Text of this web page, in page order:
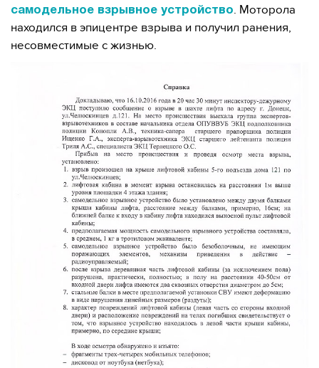
самодельное взрывное устройство. Моторола
находился в эпицентре взрыва и получил ранения,
несовместимые с жизнью.